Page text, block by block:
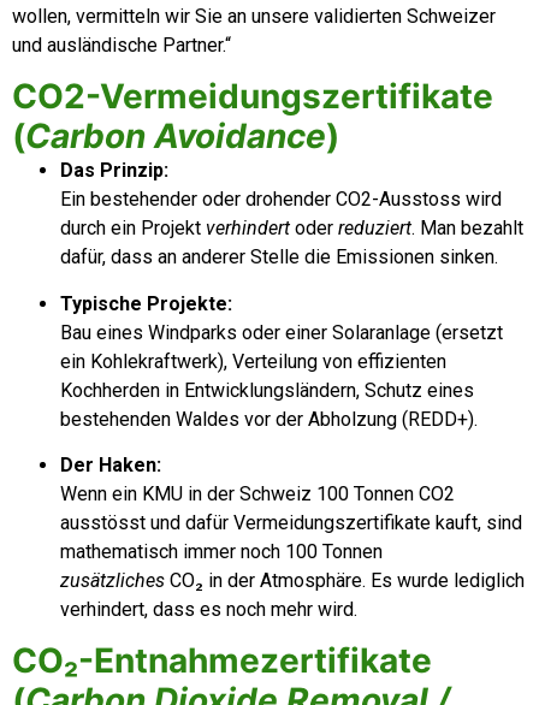
wollen, vermitteln wir Sie an unsere validierten Schweizer
und ausländische Partner.“
CO2-Vermeidungszertifikate
(Carbon Avoidance)
Das Prinzip:
Ein bestehender oder drohender CO2-Ausstoss wird
durch ein Projekt verhindert oder reduziert. Man bezahlt
dafür, dass an anderer Stelle die Emissionen sinken.
Typische Projekte:
Bau eines Windparks oder einer Solaranlage (ersetzt
ein Kohlekraftwerk), Verteilung von effizienten
Kochherden in Entwicklungsländern, Schutz eines
bestehenden Waldes vor der Abholzung (REDD+).
Der Haken:
Wenn ein KMU in der Schweiz 100 Tonnen CO2
ausstösst und dafür Vermeidungszertifikate kauft, sind
mathematisch immer noch 100 Tonnen
zusätzliches CO₂ in der Atmosphäre. Es wurde lediglich
verhindert, dass es noch mehr wird.
CO₂-Entnahmezertifikate